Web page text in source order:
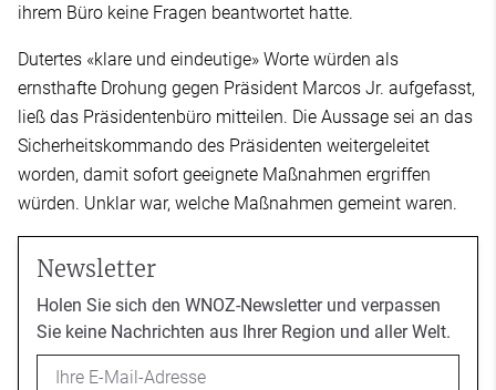
ihrem Büro keine Fragen beantwortet hatte.
Dutertes «klare und eindeutige» Worte würden als
ernsthafte Drohung gegen Präsident Marcos Jr. aufgefasst,
ließ das Präsidentenbüro mitteilen. Die Aussage sei an das
Sicherheitskommando des Präsidenten weitergeleitet
worden, damit sofort geeignete Maßnahmen ergriffen
würden. Unklar war, welche Maßnahmen gemeint waren.
Newsletter
Holen Sie sich den WNOZ-Newsletter und verpassen
Sie keine Nachrichten aus Ihrer Region und aller Welt.
Email